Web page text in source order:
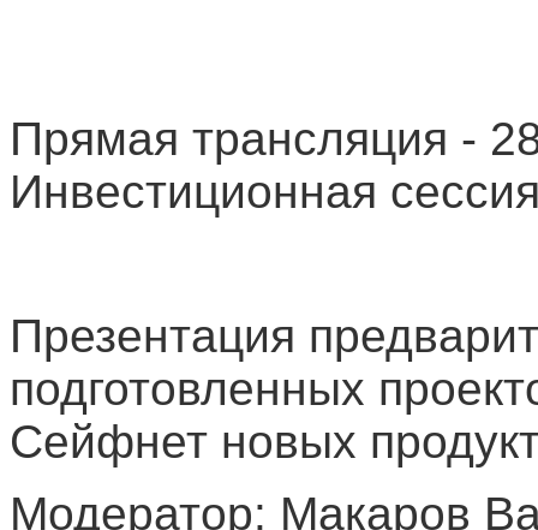
Прямая трансляция -
Инвестиционная
Презентация
подготовленных
Сейфнет новых
Модератор: Макаров